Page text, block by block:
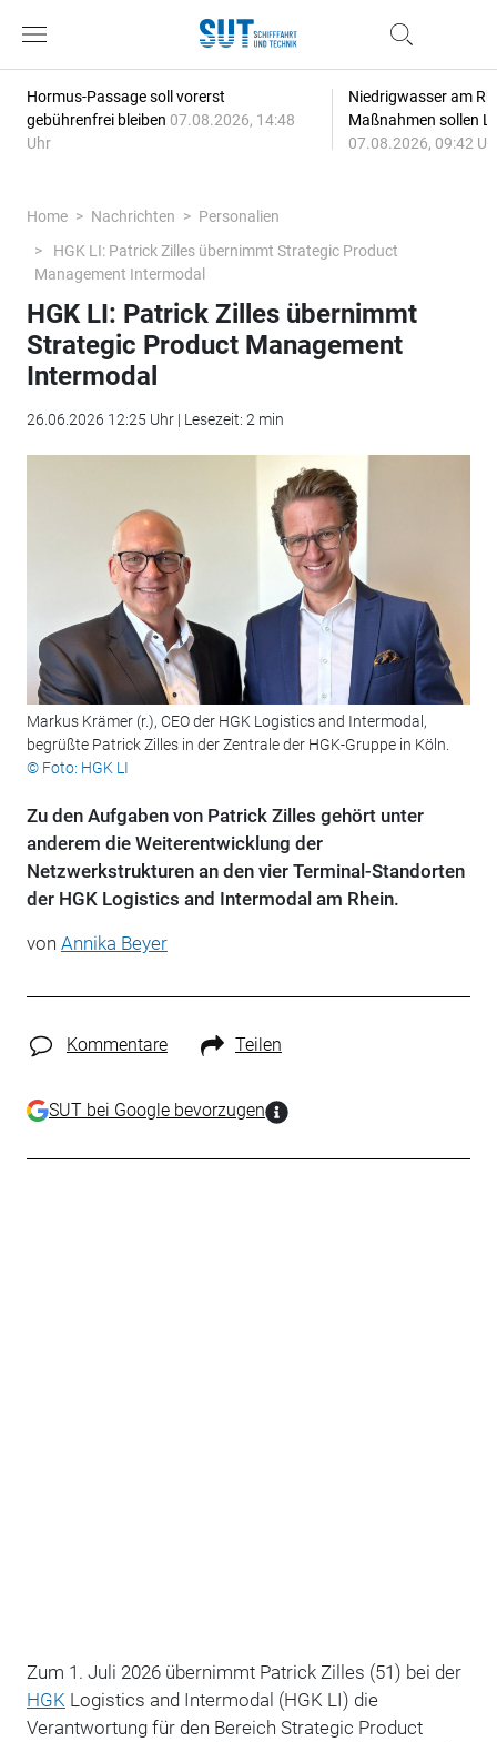
Hormus-Passage soll vorerst
gebührenfrei bleiben 07.08.2026, 14:48
Uhr
Niedrigwasser am
Maßnahmen sollen
07.08.2026, 09:42
Home Nachrichten
Personalien
HGK LI: Patrick Zilles übernimmt Strategic Product
Management Intermodal
HGK LI: Patrick Zilles übernimmt
Strategic Product Management
Intermodal
26.06.2026 12:25 Uhr | Lesezeit: 2 min
Markus Krämer (r.), CEO der HGK Logistics and Intermodal,
begrüßte Patrick Zilles in der Zentrale der HGK-Gruppe in Köln.
© Foto: HGK LI
Zu den Aufgaben von Patrick Zilles gehört unter
anderem die Weiterentwicklung der
Netzwerkstrukturen an den vier Terminal-Standorten
der HGK Logistics and Intermodal am Rhein.
von Annika Beyer
Kommentare Teilen
SUT bei Google bevorzugen
Zum 1. Juli 2026 übernimmt Patrick Zilles (51) bei der
HGK Logistics and Intermodal (HGK LI) die
Verantwortung für den Bereich Strategic Product